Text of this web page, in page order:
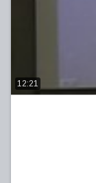
12:21